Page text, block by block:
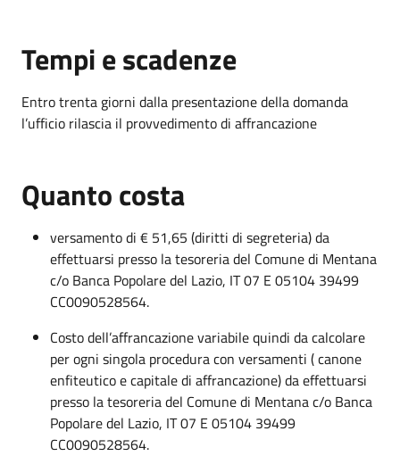
Tempi e scadenze
Entro trenta giorni dalla presentazione della domanda
l’ufficio rilascia il provvedimento di affrancazione
Quanto costa
versamento di € 51,65 (diritti di segreteria) da
effettuarsi presso la tesoreria del Comune di Mentana
c/o Banca Popolare del Lazio, IT 07 E 05104 39499
CC0090528564.
Costo dell’affrancazione variabile quindi da calcolare
per ogni singola procedura con versamenti ( canone
enfiteutico e capitale di affrancazione) da effettuarsi
presso la tesoreria del Comune di Mentana c/o Banca
Popolare del Lazio, IT 07 E 05104 39499
CC0090528564.